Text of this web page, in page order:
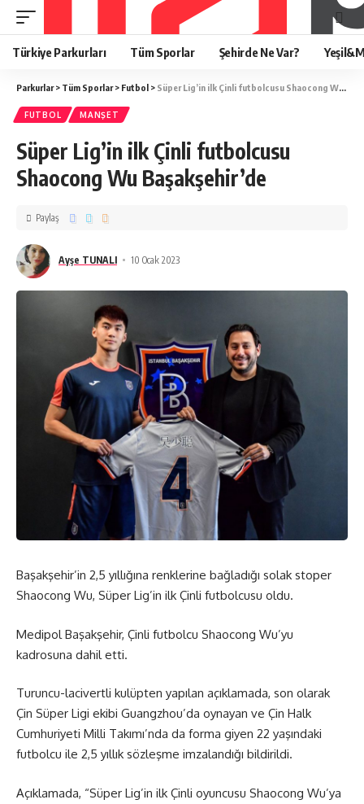
Türkiye Parkurları Tüm Sporlar Şehirde Ne Var?
Parkurlar> Tüm Sporlar> Futbol > Süper Lig’in ilk Çinli futbolcusu Shaocong Wu Başakşehir’de
FUTBOL MANŞET
Süper Lig’in ilk Çinli futbolcusu
Shaocong Wu Başakşehir’de
Ayşe TUNALI 10 Ocak 2023
Paylaş
Başakşehir’in 2,5 yıllığına renklerine bağladığı solak stoper
Shaocong Wu, Süper Lig’in ilk Çinli futbolcusu oldu.
Medipol Başakşehir, Çinli futbolcu Shaocong Wu’yu
kadrosuna dahil etti.
Turuncu-lacivertli kulüpten yapılan açıklamada, son olarak
Çin Süper Ligi ekibi Guangzhou’da oynayan ve Çin Halk
Cumhuriyeti Milli Takımı’nda da forma giyen 22 yaşındaki
futbolcu ile 2,5 yıllık sözleşme imzalandığı bildirildi.
Açıklamada, “Süper Lig’in ilk Çinli oyuncusu Shaocong Wu’ya